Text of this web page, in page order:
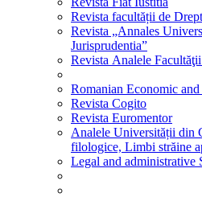
Revista facultății de
Revista „Annales
Jurisprudentia”
Revista Analele
Romanian Economic
Revista Cogito
Revista Euromentor
Analele Universității din
filologice, Limbi străine
Legal and administrative